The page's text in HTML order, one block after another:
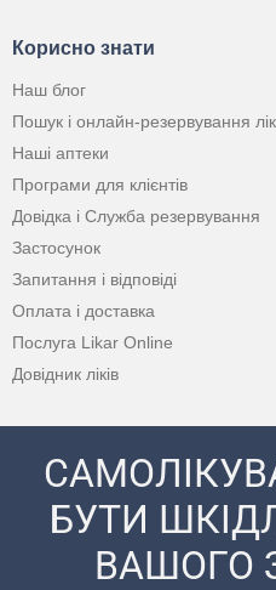
Корисно знати
Наш блог
Пошук і онлайн-резервування
Наші аптеки
Програми для клієнтів
Довідка і Служба резервування
Застосунок
Запитання і відповіді
Оплата і доставка
Послуга Likar Online
Довідник ліків
БУТИ
ВАШОГО